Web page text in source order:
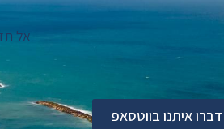
אל
דברו איתנו בווטסאפ